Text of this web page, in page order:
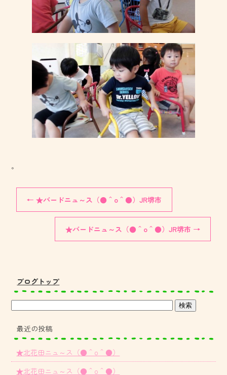
。
← ★バードニュ～ス（●＾o＾●）JR堺市
★バードニュ～ス（●＾o＾●）JR堺市 →
ブログトップ
最近の投稿
★北花田ニュ～ス（●＾o＾●）
★北花田ニュ～ス（●＾o＾●）